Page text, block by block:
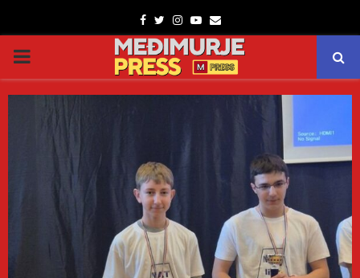
Facebook
TwitterInstagram
Youtube
Email
PRIMARY
MENU